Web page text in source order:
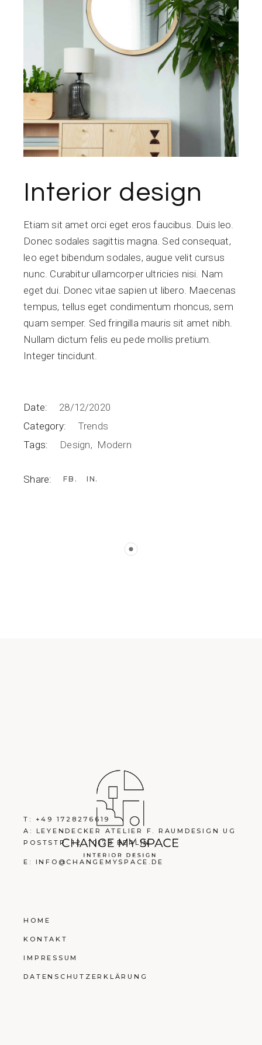
Interior design
Etiam sit amet orci eget eros faucibus. Duis leo.
Donec sodales sagittis magna. Sed consequat,
leo eget bibendum sodales, augue velit cursus
nunc. Curabitur ullamcorper ultricies nisi. Nam
eget dui. Donec vitae sapien ut libero. Maecenas
tempus, tellus eget condimentum rhoncus, sem
quam semper. Sed fringilla mauris sit amet nibh.
Nullam dictum felis eu pede mollis pretium.
Integer tincidunt.
Date:
28/12/2020
Category:
Trends
Tags:
Design Modern
Share: FB IN
T: +49 1728276619
A: LEYENDECKER ATELIER F. RAUMDESIGN UG
POSTSTR. 12, 10178 BERLIN
E: INFO@CHANGEMYSPACE.DE
HOME
KONTAKT
IMPRESSUM
DATENSCHUTZERKLÄRUNG